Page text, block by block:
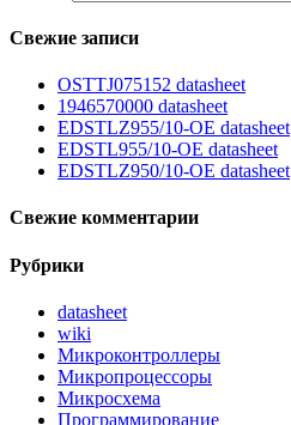
Свежие записи
OSTTJ075152 datasheet
1946570000 datasheet
EDSTLZ955/10-OE datasheet
EDSTL955/10-OE datasheet
EDSTLZ950/10-OE datasheet
Свежие комментарии
Рубрики
datasheet
wiki
Микроконтроллеры
Микропроцессоры
Микросхема
Программирование